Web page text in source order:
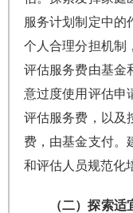
服务计划制定中的
个人合理分担机制
评估服务费由基金
意过度使用评估申
评估服务费，以及
费，由基金支付。
和评估人员规范化
（二）探索适